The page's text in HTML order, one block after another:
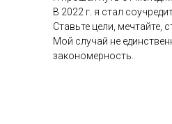
В 2022 г. я стал
Ставьте цели, мечтайте,
Мой случай не
закономерность.